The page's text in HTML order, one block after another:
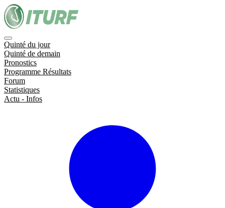
Quinté du jour
Quinté de demain
Pronostics
Programme Résultats
Forum
Statistiques
Actu - Infos